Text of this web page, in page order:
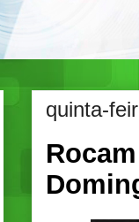
quinta-